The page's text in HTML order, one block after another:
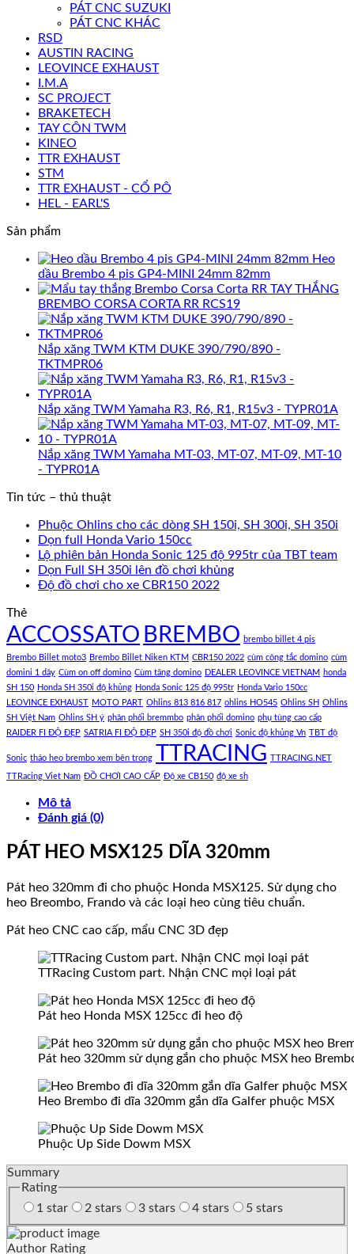
PÁT CNC SUZUKI
PÁT CNC KHÁC
RSD
AUSTIN RACING
LEOVINCE EXHAUST
I.M.A
SC PROJECT
BRAKETECH
TAY CÔN TWM
KINEO
TTR EXHAUST
STM
TTR EXHAUST - CỔ PÔ
HEL - EARL'S
Sản phẩm
Heo
dầu Brembo 4 pis GP4-MINI 24mm 82mm
TAY THẮNG
BREMBO CORSA CORTA RR RCS19
Nắp xăng TWM KTM DUKE 390/790/890 -
TKTMPR06
Nắp xăng TWM Yamaha R3, R6, R1, R15v3 - TYPR01A
Nắp xăng TWM Yamaha MT-03, MT-07, MT-09, MT-10
- TYPR01A
Tin tức – thủ thuật
Phuộc Ohlins cho các dòng SH 150i, SH 300i, SH 350i
Dọn full Honda Vario 150cc
Lộ phiên bản Honda Sonic 125 độ 995tr của TBT team
Dọn Full SH 350i lên đồ chơi khủng
Độ đồ chơi cho xe CBR150 2022
Thẻ
ACCOSSATO BREMBO brembo billet 4 pis
Brembo Billet moto3 Brembo Billet Niken KTM CBR150 2022 cùm công tắc domino cùm
domini 1 dây Cùm on off domino Cùm tăng domino DEALER LEOVINCE VIETNAM honda
SH 150 Honda SH 350i độ khủng Honda Sonic 125 độ 995tr Honda Vario 150cc
LEOVINCE EXHAUST MOTO PART Ohlins 813 816 817 ohlins HO545 Ohlins SH Ohlins
SH Việt Nam Ohlins SH ý phân phối bremmbo phân phối domino phụ tùng cao cấp
RAIDER FI ĐỘ ĐẸP SATRIA FI ĐỘ ĐẸP SH 350i độ đồ chơi Sonic độ khủng Vn TBT độ
Sonic tháo heo brembo xem bên trong TTRACING TTRACING.NET
TTRacing Viet Nam ĐỒ CHƠI CAO CẤP Độ xe CB150 độ xe sh
Mô tả
Đánh giá (0)
PÁT HEO MSX125 DĨA 320mm
Pát heo 320mm đi cho phuộc Honda MSX125. Sử dụng cho
heo Breombo, Frando và các loại heo cùng tiêu chuẩn.
Pát heo CNC cao cấp, mẩu CNC 3D đẹp
TTRacing Custom part. Nhận CNC mọi loại pát
Pát heo Honda MSX 125cc đi heo độ
Pát heo 320mm sử dụng gắn cho phuộc MSX heo
Heo Brembo đi dĩa 320mm gắn dĩa Galfer phuộc MSX
Phuộc Up Side Dowm MSX
Summary
Rating
1 star
2 stars 3 stars 4 stars 5 stars
Author Rating